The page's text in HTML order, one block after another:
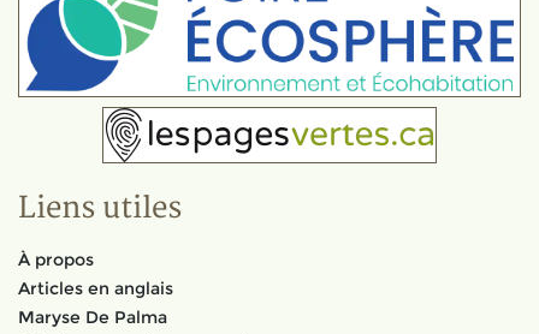
Liens utiles
À propos
Articles en anglais
Maryse De Palma